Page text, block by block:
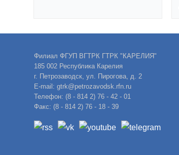
Филиал ФГУП ВГТРК ГТРК "КАРЕЛИЯ"
185 002 Республика Карелия
г. Петрозаводск, ул. Пирогова, д. 2
E-mail: gtrk@petrozavodsk.rfn.ru
Телефон: (8 - 814 2) 76 - 42 - 01
Факс: (8 - 814 2) 76 - 18 - 39